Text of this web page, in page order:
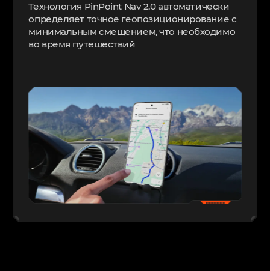
Технология PinPoint Nav 2.0 автоматически
определяет точное геопозиционирование с
минимальным смещением, что необходимо
во время путешествий